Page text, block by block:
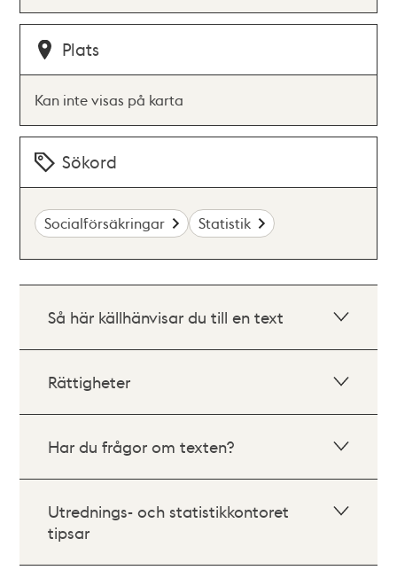
Plats
Kan inte visas på karta
Sökord
Socialförsäkringar Statistik
Så här källhänvisar du till en text
Rättigheter
Har du frågor om texten?
Utrednings- och statistikkontoret
tipsar